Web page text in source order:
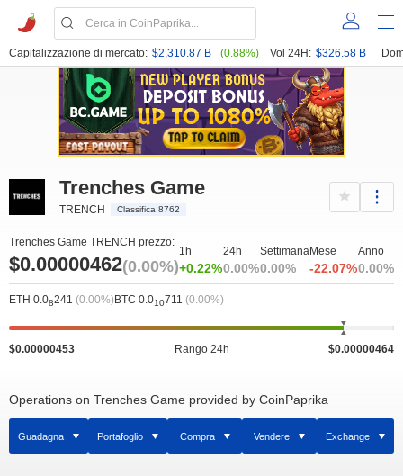
Capitalizzazione di mercato: $2,310.87 B (0.88%) Vol 24H: $326.58 B
Trenches Game
TRENCH Classifica 8762
Trenches Game TRENCH prezzo:
$0.00000462(0.00%)
1h
+0.22%
24h
0.00%
Settimana
0.00%
Mese
-22.07%
Anno
0.00%
ETH 0.08241 (0.00%) BTC 0.010711 (0.00%)
$0.00000453 Rango 24h $0.00000464
Operations on Trenches Game provided by CoinPaprika
Guadagna Portafoglio Compra Vendere Exchange